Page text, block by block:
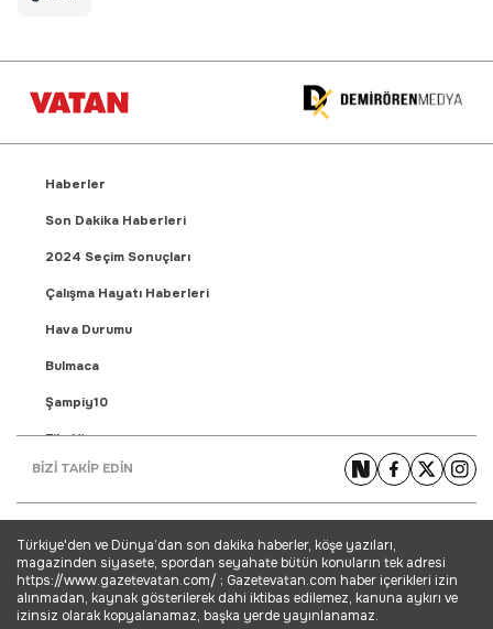
Haberler
Son Dakika Haberleri
2024 Seçim Sonuçları
Çalışma Hayatı Haberleri
Hava Durumu
Bulmaca
Şampiy10
Fikstür
Puan Durumu
Yaşam Haberleri
Ekonomi Haberleri
Dünya Haberleri
BİZİ TAKİP EDİN
Türkiye'den ve Dünya’dan son dakika haberler, köşe yazıları,
magazinden siyasete, spordan seyahate bütün konuların tek adresi
https://www.gazetevatan.com/ ; Gazetevatan.com haber içerikleri izin
alınmadan, kaynak gösterilerek dahi iktibas edilemez, kanuna aykırı ve
izinsiz olarak kopyalanamaz, başka yerde yayınlanamaz.